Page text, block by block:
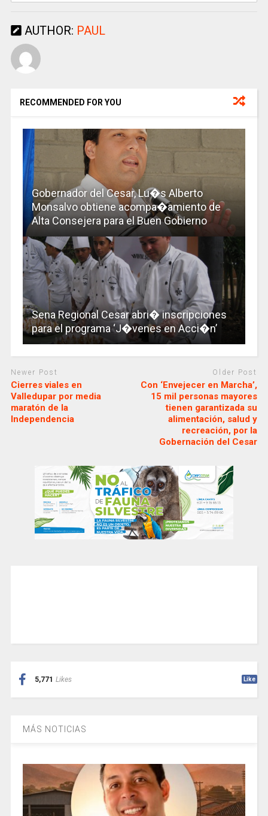
AUTHOR: PAUL
RECOMMENDED FOR YOU
Gobernador del Cesar, Lu�s Alberto
Monsalvo obtiene acompa�amiento de
Alta Consejera para el Buen Gobierno
Sena Regional Cesar abri� inscripciones
para el programa ‘J�venes en Acci�n’
Newer Post
Cierres viales en
Valledupar por media
maratón de la
Independencia
Older Post
Con ‘Envejecer en Marcha’,
15 mil personas mayores
tienen garantizada su
alimentación, salud y
recreación, por la
Gobernación del Cesar
5,771 Likes Like
MÁS NOTICIAS